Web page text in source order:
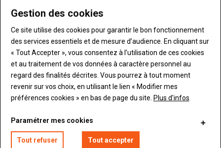
Publicité
INSCRIPTION NEWSLETTER
Vous recevrez chaque semaine toutes les actualités 100%
Machinisme.
Gestion des cookies
Ce site utilise des cookies pour garantir le bon fonctionnement
des services essentiels et de mesure d’audience. En cliquant sur
« Tout Accepter », vous consentez à l’utilisation de ces cookies
et au traitement de vos données à caractère personnel au
regard des finalités décrites. Vous pourrez à tout moment
revenir sur vos choix, en utilisant le lien « Modifier mes
préférences cookies » en bas de page du site. Plus d'infos
Paramétrer mes cookies
Tout refuser Tout accepter